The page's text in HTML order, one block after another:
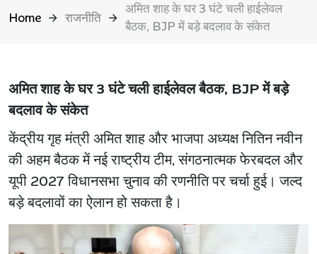
Home राजनीति
अमित शाह के घर 3 घंटे चली हाईलेवल
बैठक, BJP में बड़े बदलाव के संकेत
अमित शाह के घर 3 घंटे चली हाईलेवल बैठक, BJP में बड़े
बदलाव के संकेत
केंद्रीय गृह मंत्री अमित शाह और भाजपा अध्यक्ष नितिन नवीन
की अहम बैठक में नई राष्ट्रीय टीम, संगठनात्मक फेरबदल और
यूपी 2027 विधानसभा चुनाव की रणनीति पर चर्चा हुई। जल्द
बड़े बदलावों का ऐलान हो सकता है।